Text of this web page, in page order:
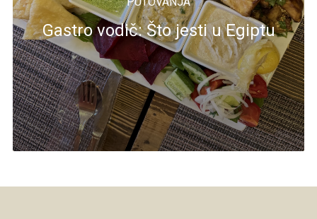
Gastro vodič: Što jesti u Egiptu